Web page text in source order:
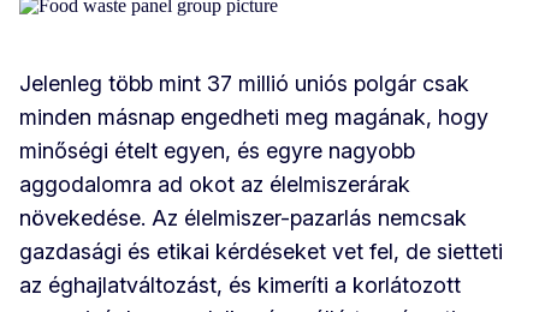
Jelenleg több mint 37 millió uniós polgár csak
minden másnap engedheti meg magának, hogy
minőségi ételt egyen, és egyre nagyobb
aggodalomra ad okot az élelmiszerárak
növekedése. Az élelmiszer-pazarlás nemcsak
gazdasági és etikai kérdéseket vet fel, de sietteti
az éghajlatváltozást, és kimeríti a korlátozott